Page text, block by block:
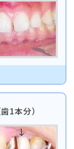
幌
13:30 /
平
〜13:30 /
1本分）